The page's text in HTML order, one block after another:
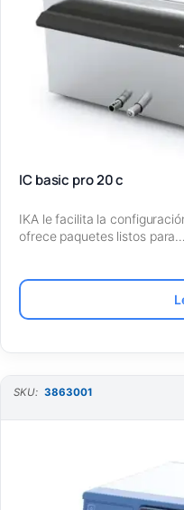
IC basic pro 20 c
IKA le facilita la
ofrece paquetes listos para…
SKU: 3863001